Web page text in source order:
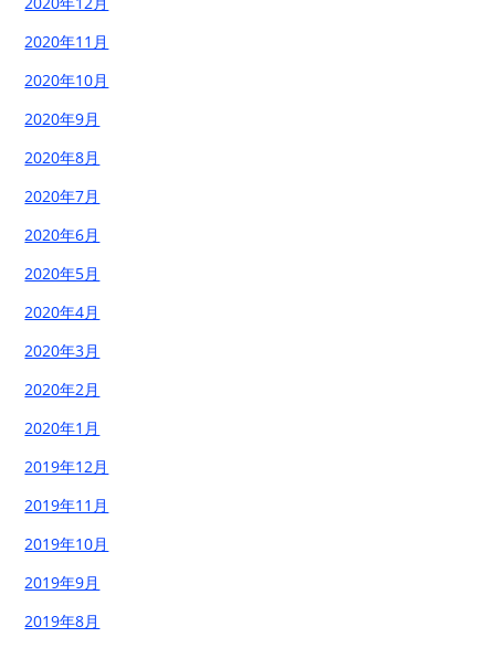
2020年11月
2020年10月
2020年9月
2020年8月
2020年7月
2020年6月
2020年5月
2020年4月
2020年3月
2020年2月
2020年1月
2019年12月
2019年11月
2019年10月
2019年9月
2019年8月